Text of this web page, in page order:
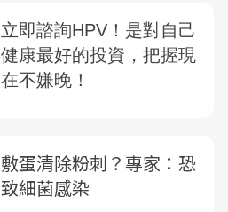
敷蛋清除粉刺？專家：恐
致細菌感染